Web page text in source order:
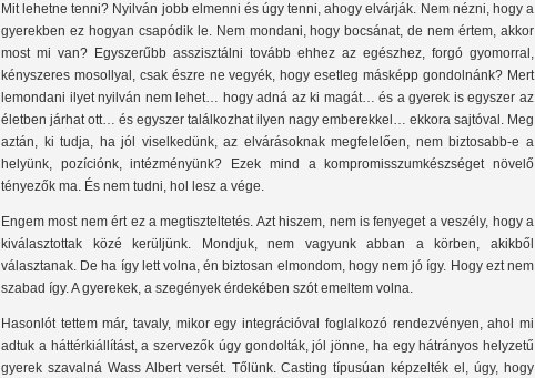
Mit lehetne tenni? Nyilván jobb elmenni és úgy tenni, ahogy elvárják. Nem nézni, hogy a
gyerekben ez hogyan csapódik le. Nem mondani, hogy bocsánat, de nem értem, akkor
most mi van? Egyszerűbb asszisztálni tovább ehhez az egészhez, forgó gyomorral,
kényszeres mosollyal, csak észre ne vegyék, hogy esetleg másképp gondolnánk? Mert
lemondani ilyet nyilván nem lehet… hogy adná az ki magát… és a gyerek is egyszer az
életben járhat ott… és egyszer találkozhat ilyen nagy emberekkel… ekkora sajtóval. Meg
aztán, ki tudja, ha jól viselkedünk, az elvárásoknak megfelelően, nem biztosabb-e a
helyünk, pozíciónk, intézményünk? Ezek mind a kompromisszumkészséget növelő
tényezők ma. És nem tudni, hol lesz a vége.
Engem most nem ért ez a megtiszteltetés. Azt hiszem, nem is fenyeget a veszély, hogy a
kiválasztottak közé kerüljünk. Mondjuk, nem vagyunk abban a körben, akikből
választanak. De ha így lett volna, én biztosan elmondom, hogy nem jó így. Hogy ezt nem
szabad így. A gyerekek, a szegények érdekében szót emeltem volna.
Hasonlót tettem már, tavaly, mikor egy integrációval foglalkozó rendezvényen, ahol mi
adtuk a háttérkiállítást, a szervezők úgy gondolták, jól jönne, ha egy hátrányos helyzetű
gyerek szavalná Wass Albert versét. Tőlünk. Casting típusúan képzelték el, úgy, hogy